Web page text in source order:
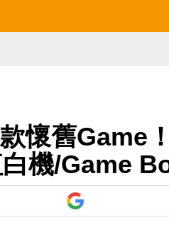
懷舊Game
機/Game